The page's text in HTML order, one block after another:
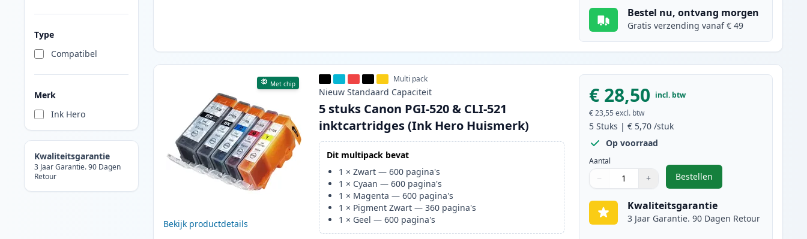
Type
Compatibel
Merk
Ink Hero
Kwaliteitsgarantie
3 Jaar Garantie. 90 Dagen
Retour
Bestel nu, ontvang morgen
Gratis verzending vanaf € 49
Met chip
Bekijk productdetails
Multi pack
Nieuw Standaard Capaciteit
5 stuks Canon PGI-520 & CLI-521
inktcartridges (Ink Hero Huismerk)
Dit multipack bevat
1 ×Zwart —600 pagina's
1 × Cyaan —600 pagina's
1 × Magenta —600 pagina's
1 × Pigment Zwart —360 pagina's
1 × Geel —600 pagina's
€ 28,50 incl. btw
€ 23,55 excl. btw
5 Stuks |€ 5,70 /stuk
Op voorraad
Aantal
Aantal
Gebruik de knoppen om aan te passen
− +
Aantal 1
Bestellen
,5 stuks Canon PGI-520 &
Kwaliteitsgarantie
3 Jaar Garantie. 90 Dagen Retour